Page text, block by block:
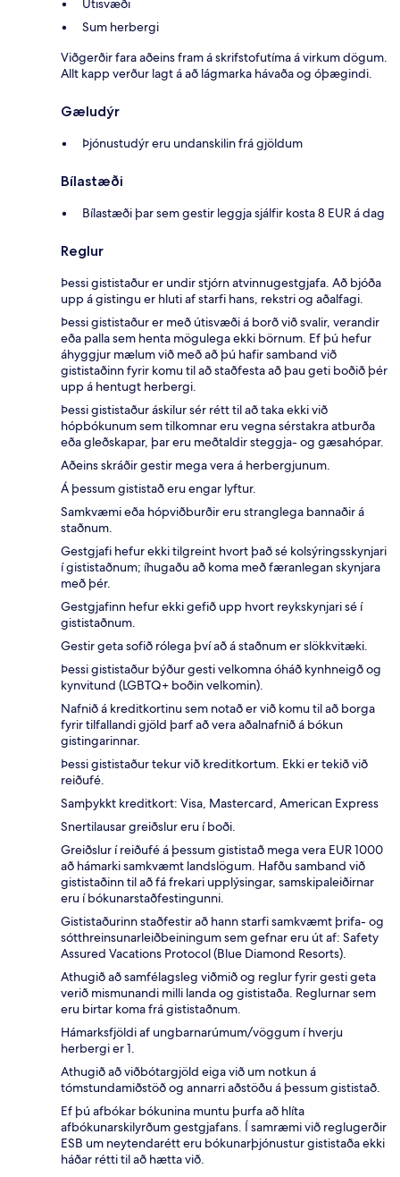
Útisvæði
Sum herbergi
Viðgerðir fara aðeins fram á skrifstofutíma á virkum dögum.
Allt kapp verður lagt á að lágmarka hávaða og óþægindi.
Gæludýr
Þjónustudýr eru undanskilin frá gjöldum
Bílastæði
Bílastæði þar sem gestir leggja sjálfir kosta 8 EUR á dag
Reglur
Þessi gististaður er undir stjórn atvinnugestgjafa. Að bjóða
upp á gistingu er hluti af starfi hans, rekstri og aðalfagi.
Þessi gististaður er með útisvæði á borð við svalir, verandir
eða palla sem henta mögulega ekki börnum. Ef þú hefur
áhyggjur mælum við með að þú hafir samband við
gististaðinn fyrir komu til að staðfesta að þau geti boðið þér
upp á hentugt herbergi.
Þessi gististaður áskilur sér rétt til að taka ekki við
hópbókunum sem tilkomnar eru vegna sérstakra atburða
eða gleðskapar, þar eru meðtaldir steggja- og gæsahópar.
Aðeins skráðir gestir mega vera á herbergjunum.
Á þessum gististað eru engar lyftur.
Samkvæmi eða hópviðburðir eru stranglega bannaðir á
staðnum.
Gestgjafi hefur ekki tilgreint hvort það sé kolsýringsskynjari
í gististaðnum; íhugaðu að koma með færanlegan skynjara
með þér.
Gestgjafinn hefur ekki gefið upp hvort reykskynjari sé í
gististaðnum.
Gestir geta sofið rólega því að á staðnum er slökkvitæki.
Þessi gististaður býður gesti velkomna óháð kynhneigð og
kynvitund (LGBTQ+ boðin velkomin).
Nafnið á kreditkortinu sem notað er við komu til að borga
fyrir tilfallandi gjöld þarf að vera aðalnafnið á bókun
gistingarinnar.
Þessi gististaður tekur við kreditkortum. Ekki er tekið við
reiðufé.
Samþykkt kreditkort: Visa, Mastercard, American Express
Snertilausar greiðslur eru í boði.
Greiðslur í reiðufé á þessum gististað mega vera EUR 1000
að hámarki samkvæmt landslögum. Hafðu samband við
gististaðinn til að fá frekari upplýsingar, samskipaleiðirnar
eru í bókunarstaðfestingunni.
Gististaðurinn staðfestir að hann starfi samkvæmt þrifa- og
sótthreinsunarleiðbeiningum sem gefnar eru út af: Safety
Assured Vacations Protocol (Blue Diamond Resorts).
Athugið að samfélagsleg viðmið og reglur fyrir gesti geta
verið mismunandi milli landa og gististaða. Reglurnar sem
eru birtar koma frá gististaðnum.
Hámarksfjöldi af ungbarnarúmum/vöggum í hverju
herbergi er 1.
Athugið að viðbótargjöld eiga við um notkun á
tómstundamiðstöð og annarri aðstöðu á þessum gististað.
Ef þú afbókar bókunina muntu þurfa að hlíta
afbókunarskilyrðum gestgjafans. Í samræmi við reglugerðir
ESB um neytendarétt eru bókunarþjónustur gististaða ekki
háðar rétti til að hætta við.